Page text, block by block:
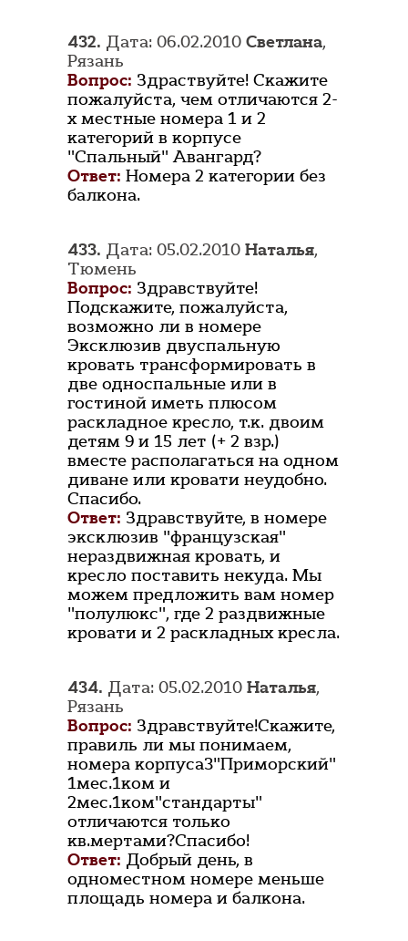
432. Дата: 06.02.2010 Светлана,
Рязань
Вопрос: Здраствуйте! Скажите
пожалуйста, чем отличаются 2-
х местные номера 1 и 2
категорий в корпусе
"Спальный" Авангард?
Ответ: Номера 2 категории без
балкона.
433. Дата: 05.02.2010 Наталья,
Тюмень
Вопрос: Здравствуйте!
Подскажите, пожалуйста,
возможно ли в номере
Эксклюзив двуспальную
кровать трансформировать в
две односпальные или в
гостиной иметь плюсом
раскладное кресло, т.к. двоим
детям 9 и 15 лет (+ 2 взр.)
вместе располагаться на одном
диване или кровати неудобно.
Спасибо.
Ответ: Здравствуйте, в номере
эксклюзив "французская"
нераздвижная кровать, и
кресло поставить некуда. Мы
можем предложить вам номер
"полулюкс", где 2 раздвижные
кровати и 2 раскладных кресла.
434. Дата: 05.02.2010 Наталья,
Рязань
Вопрос: Здравствуйте!Скажите,
правиль ли мы понимаем,
номера корпуса3"Приморский"
1мес.1ком и
2мес.1ком"стандарты"
отличаются только
кв.мертами?Спасибо!
Ответ: Добрый день, в
одноместном номере меньше
площадь номера и балкона.